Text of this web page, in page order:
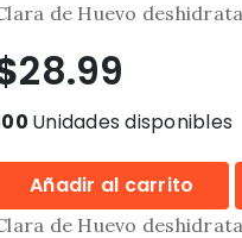
de Huevo
28.99
Unidades disponibles
Añadir al carrito
de Huevo